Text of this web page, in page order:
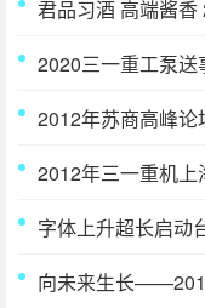
2012年苏商高峰论
字体上升超长启动